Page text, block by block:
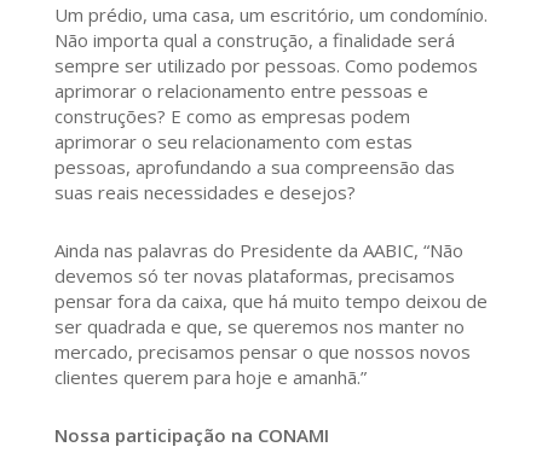
Um prédio, uma casa, um escritório, um condomínio.
Não importa qual a construção, a finalidade será
sempre ser utilizado por pessoas. Como podemos
aprimorar o relacionamento entre pessoas e
construções? E como as empresas podem
aprimorar o seu relacionamento com estas
pessoas, aprofundando a sua compreensão das
suas reais necessidades e desejos?
Ainda nas palavras do Presidente da AABIC, “Não
devemos só ter novas plataformas, precisamos
pensar fora da caixa, que há muito tempo deixou de
ser quadrada e que, se queremos nos manter no
mercado, precisamos pensar o que nossos novos
clientes querem para hoje e amanhã.”
Nossa participação na CONAMI